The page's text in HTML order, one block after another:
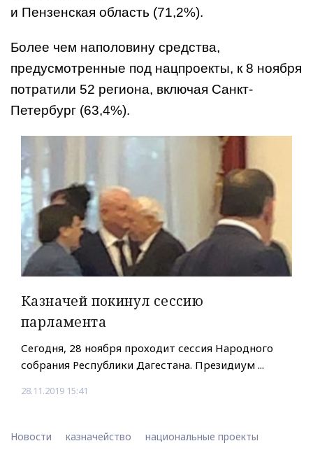
и Пензенская область (71,2%).
Более чем наполовину средства,
предусмотренные под нацпроекты, к 8 ноября
потратили 52 региона, включая Санкт-
Петербург (63,4%).
Казначей покинул сессию
парламента
Сегодня, 28 ноября проходит сессия Народного
собрания Республики Дагестана. Президиум ...
28.11.2019 15:41
Новости казначейство национальные проекты